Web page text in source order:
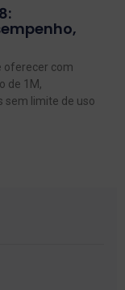
oferecer com
de 1M,
sem limite de uso